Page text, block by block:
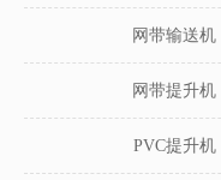
网带输送机
网带提升机
PVC提升机